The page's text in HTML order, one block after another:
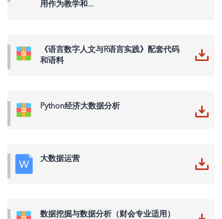
用作为教学和...
《语言数字人文与R语言实践》配套代码
和语料
Python经济大数据分析
大数据运营
数据挖掘与数据分析（财会专业适用）